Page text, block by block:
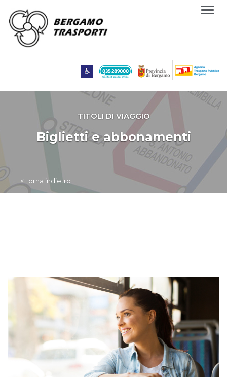
TITOLI DI VIAGGIO
Biglietti e abbonamenti
< Torna indietro